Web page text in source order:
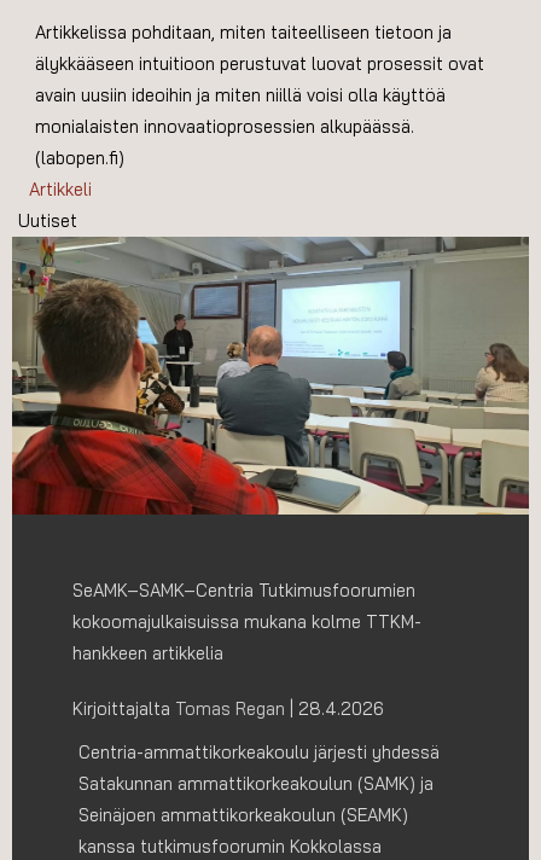
Artikkelissa pohditaan, miten taiteelliseen tietoon ja
älykkääseen intuitioon perustuvat luovat prosessit ovat
avain uusiin ideoihin ja miten niillä voisi olla käyttöä
monialaisten innovaatioprosessien alkupäässä.
(labopen.fi)
Artikkeli
Uutiset
SeAMK–SAMK–Centria Tutkimusfoorumien
kokoomajulkaisuissa mukana kolme TTKM-
hankkeen artikkelia
Kirjoittajalta Tomas Regan
28.4.2026
Centria-ammattikorkeakoulu järjesti yhdessä
Satakunnan ammattikorkeakoulun (SAMK) ja
Seinäjoen ammattikorkeakoulun (SEAMK)
kanssa tutkimusfoorumin Kokkolassa